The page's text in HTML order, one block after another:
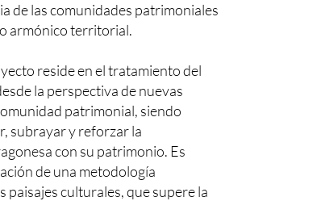
de las comunidades patrimoniales
armónico territorial.
reside en el tratamiento del
la perspectiva de nuevas
patrimonial, siendo
subrayar y reforzar la
con su patrimonio. Es
de una metodología
culturales, que supere la